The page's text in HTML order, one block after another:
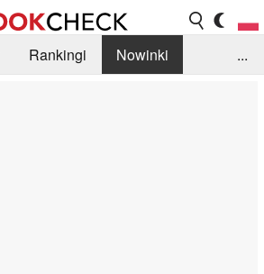
Rankingi
Nowinki
...